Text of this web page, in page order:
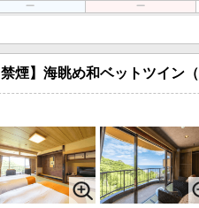
煙】海眺め和ベットツイン（